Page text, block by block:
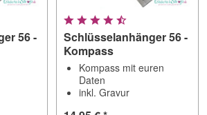
56 -
Schlüsselanhänger 56 -
Kompass
Kompass mit euren
Daten
inkl. Gravur